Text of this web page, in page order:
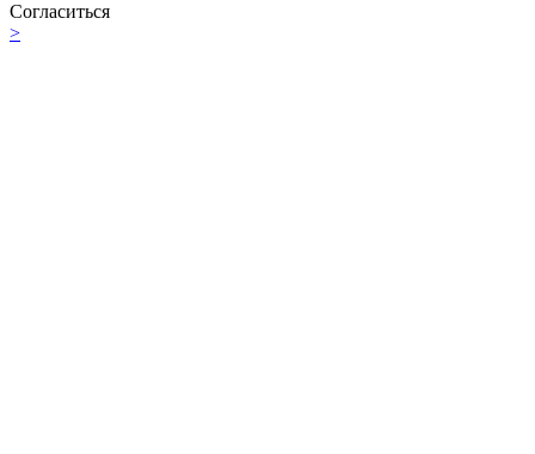
Согласиться
>